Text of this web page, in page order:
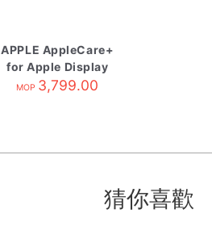
APPLE AppleCare+
for Apple Display
MOP 3,799.00
猜你喜歡